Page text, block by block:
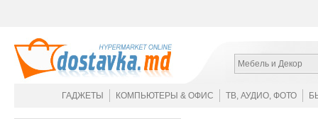
Мебель и Декор
ГАДЖЕТЫ КОМПЬЮТЕРЫ & ОФИС ТВ, АУДИО, ФОТО